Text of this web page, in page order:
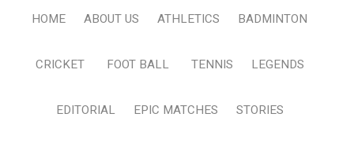
HOME ABOUT US ATHLETICS BADMINTON
CRICKET FOOT BALL TENNIS LEGENDS
EDITORIAL EPIC MATCHES STORIES